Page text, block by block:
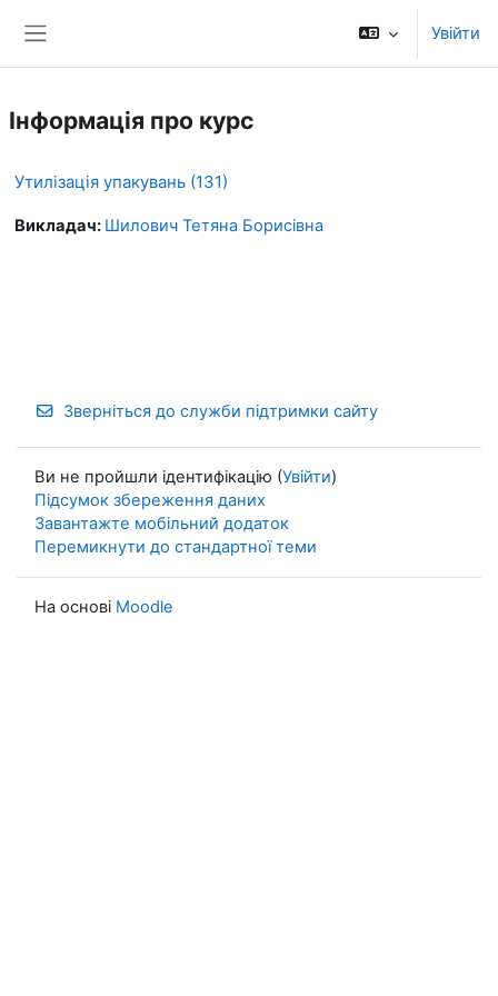
Увійти
Інформація про курс
Утилізація упакувань (131)
Викладач: Шилович Тетяна Борисівна
Зверніться до служби підтримки сайту
Ви не пройшли ідентифікацію (Увійти)
Підсумок збереження даних
Завантажте мобільний додаток
Перемикнути до стандартної теми
На основі Moodle